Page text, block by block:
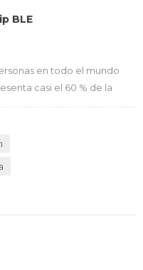
BLE
en todo el mundo
casi el 60 % de la
la tecnología de la
personas se comunican a
requisitos del usuario para